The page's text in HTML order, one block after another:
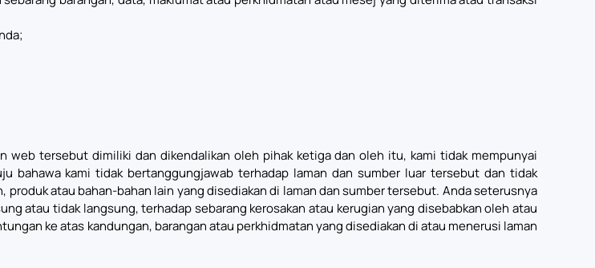
web tersebut dimiliki dan dikendalikan oleh pihak ketiga dan oleh itu, kami tidak mempunyai
bahawa kami tidak bertanggungjawab terhadap laman dan sumber luar tersebut dan tidak
atau bahan-bahan lain yang disediakan di laman dan sumber tersebut. Anda seterusnya
atau tidak langsung, terhadap sebarang kerosakan atau kerugian yang disebabkan oleh atau
ke atas kandungan, barangan atau perkhidmatan yang disediakan di atau menerusi laman